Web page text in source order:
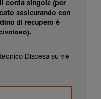
corda singola (per
assicurando con
di recupero è
Discesa su vie